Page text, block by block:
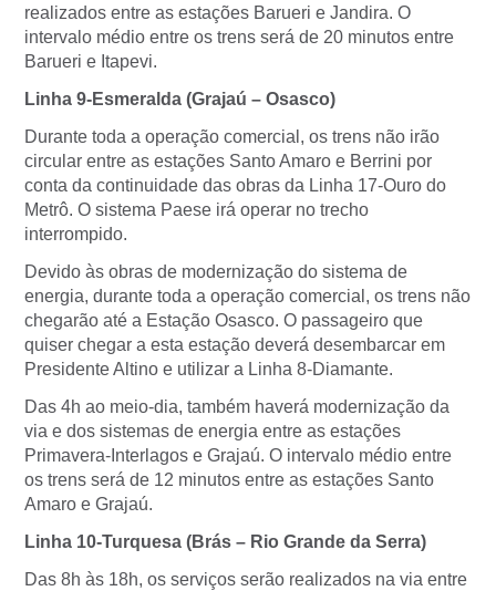
realizados entre as estações Barueri e Jandira. O
intervalo médio entre os trens será de 20 minutos entre
Barueri e Itapevi.
Linha 9-Esmeralda (Grajaú – Osasco)
Durante toda a operação comercial, os trens não irão
circular entre as estações Santo Amaro e Berrini por
conta da continuidade das obras da Linha 17-Ouro do
Metrô. O sistema Paese irá operar no trecho
interrompido.
Devido às obras de modernização do sistema de
energia, durante toda a operação comercial, os trens não
chegarão até a Estação Osasco. O passageiro que
quiser chegar a esta estação deverá desembarcar em
Presidente Altino e utilizar a Linha 8-Diamante.
Das 4h ao meio-dia, também haverá modernização da
via e dos sistemas de energia entre as estações
Primavera-Interlagos e Grajaú. O intervalo médio entre
os trens será de 12 minutos entre as estações Santo
Amaro e Grajaú.
Linha 10-Turquesa (Brás – Rio Grande da Serra)
Das 8h às 18h, os serviços serão realizados na via entre